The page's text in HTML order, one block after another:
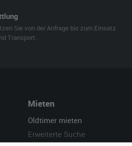
Sie von der Anfrage bis zum Einsatz
Transport.
Mieten
Oldtimer mieten
Erweiterte Suche